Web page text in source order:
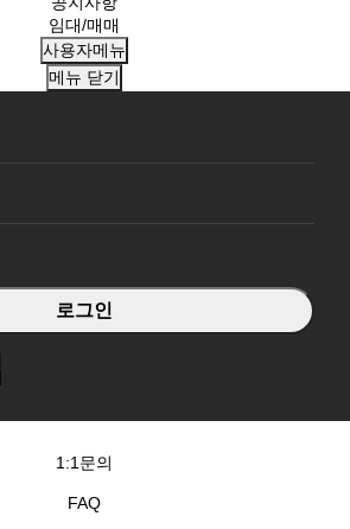
임대/매매
사용자메뉴
메뉴 닫기
1:1문의
FAQ